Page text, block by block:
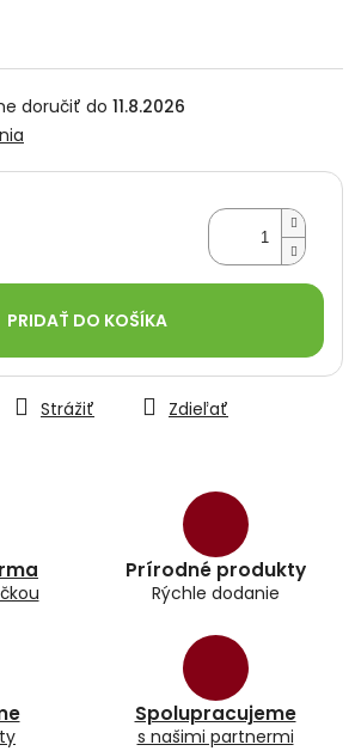
11.8.2026
PRIDAŤ DO KOŠÍKA
Prírodné produkty
Rýchle dodanie
Spolupracujeme
s našimi partnermi
Strážiť Zdieľať